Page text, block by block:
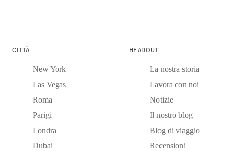
CITTÀ
New York
Las Vegas
Roma
Parigi
Londra
Dubai
HEADOUT
La nostra storia
Lavora con noi
Notizie
Il nostro blog
Blog di viaggio
Recensioni